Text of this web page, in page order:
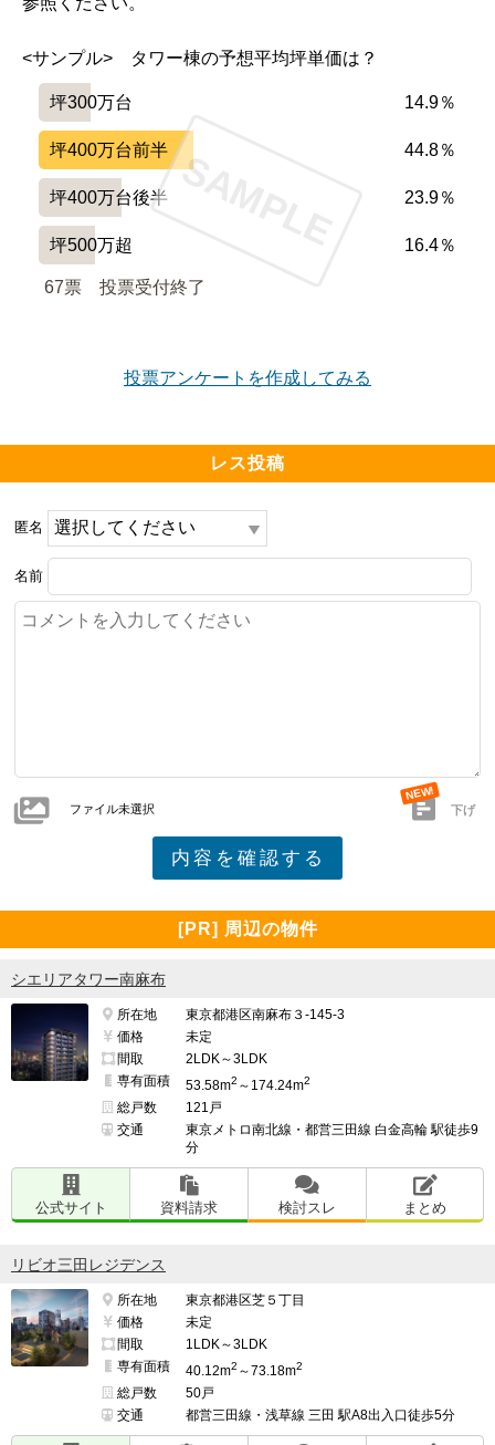
<サンプル>　タワー棟の予想平均坪単価は？
坪300万台 14.9％
坪400万台前半 44.8％
坪400万台後半 23.9％
坪500万超 16.4％
67票 投票受付終了
SAMPLE
投票アンケートを作成してみる
レス投稿
匿名
名前
ファイル未選択 下げ
[PR] 周辺の物件
シエリアタワー南麻布
所在地
東京都港区南麻布３-145-3
価格
未定
間取
2LDK～3LDK
専有面積
53.58m2 ～174.24m2
総戸数
121戸
交通
東京メトロ南北線・都営三田線 白金高輪 駅徒歩9
分
公式サイト 資料請求 検討スレ まとめ
リビオ三田レジデンス
所在地
東京都港区芝５丁目
価格
未定
間取
1LDK～3LDK
専有面積
40.12m2 ～73.18m2
総戸数
50戸
交通
都営三田線・浅草線 三田 駅A8出入口徒歩5分